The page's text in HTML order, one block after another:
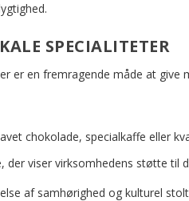
SPECIALITETER
er en fremragende måde at give
chokolade, specialkaffe eller
viser virksomhedens støtte til
af samhørighed og kulturel